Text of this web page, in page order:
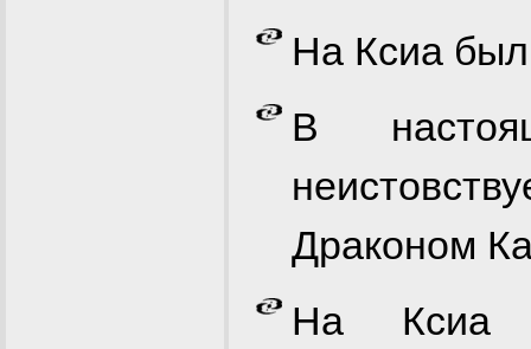
На Ксиа
В
Драконом
На Ксиа